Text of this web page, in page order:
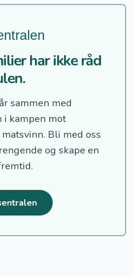
har ikke råd
sammen med
i kampen mot
Bli med oss
og skape en